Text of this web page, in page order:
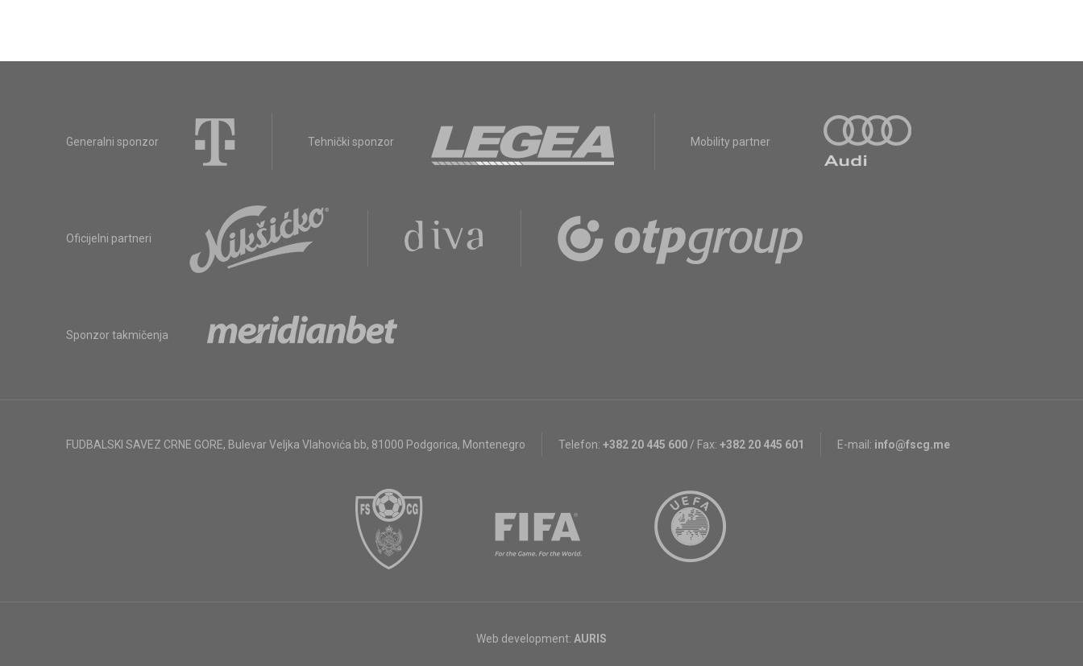
Generalni sponzor Tehnički sponzor Mobility partner
Oficijelni partneri
Sponzor takmičenja
FUDBALSKI SAVEZ CRNE GORE, Bulevar Veljka Vlahovića bb, 81000 Podgorica, Montenegro Telefon: +382 20 445 600 / Fax: +382 20 445 601 E-mail: info@fscg.me
Web development: AURIS